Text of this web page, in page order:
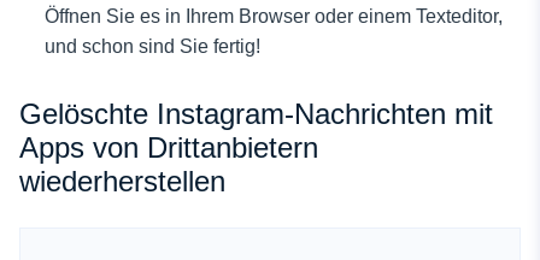
Öffnen Sie es in Ihrem Browser oder einem Texteditor,
und schon sind Sie fertig!
Gelöschte Instagram-Nachrichten mit
Apps von Drittanbietern
wiederherstellen